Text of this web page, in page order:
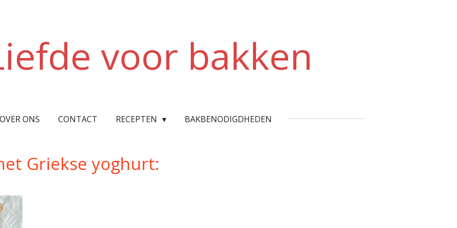
voor bakken
OVER ONS CONTACT RECEPTEN BAKBENODIGDHEDEN
Griekse yoghurt: